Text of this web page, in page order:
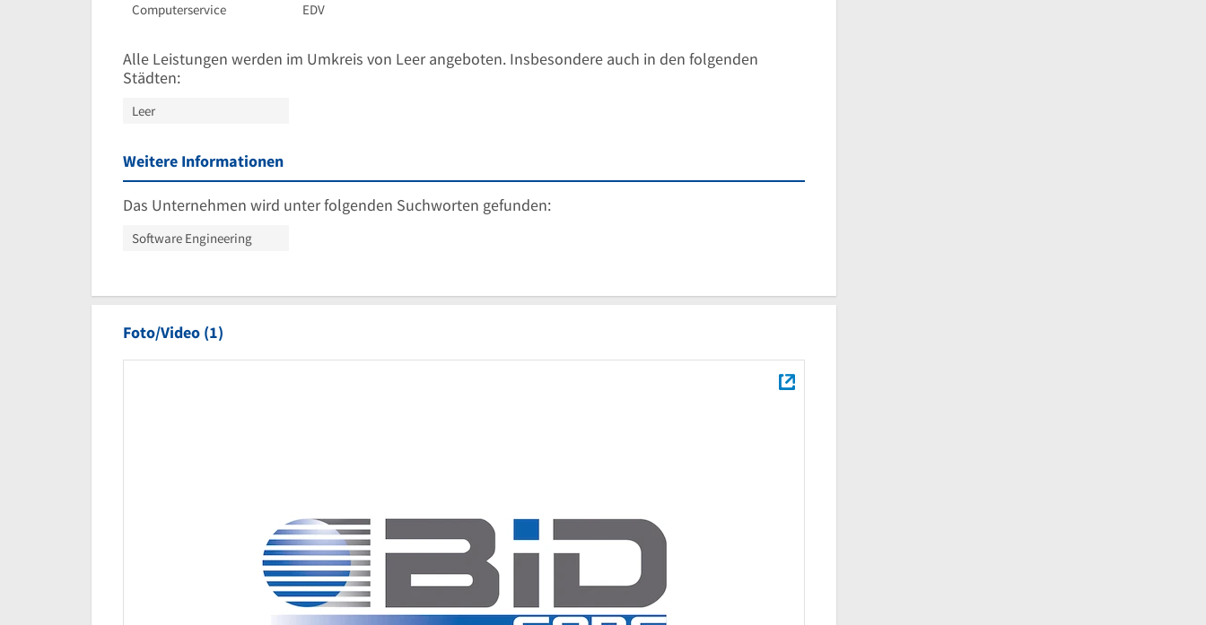
Computerservice
EDV
Alle Leistungen werden im Umkreis von Leer angeboten. Insbesondere auch in den folgenden
Städten:
Leer
Weitere Informationen
Das Unternehmen wird unter folgenden Suchworten gefunden:
Software Engineering
Foto/Video (1)